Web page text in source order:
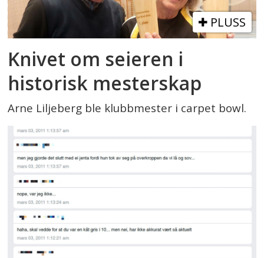
PLUSS
Knivet om seieren i
historisk mesterskap
Arne Liljeberg ble klubbmester i carpet bowl.